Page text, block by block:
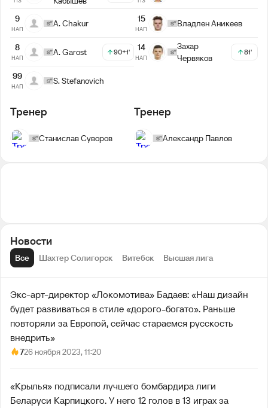
9
НАП
A. Chakur
8
НАП
A. Garost 90+1'
99
НАП
S. Stefanovich
15
НАП
Владлен Аникеев
14
НАП
Захар
Червяков
81'
Тренер
Станислав Суворов
Тренер
Александр Павлов
Новости
Все Шахтер Солигорск Витебск Высшая лига
Экс-арт-директор «Локомотива» Бадаев: «Наш дизайн
будет развиваться в стиле «дорого-богато». Раньше
повторяли за Европой, сейчас стараемся русскость
внедрить»
726 ноября 2023, 11:20
«Крылья» подписали лучшего бомбардира лиги
Беларуси Карпицкого. У него 12 голов в 13 играх за